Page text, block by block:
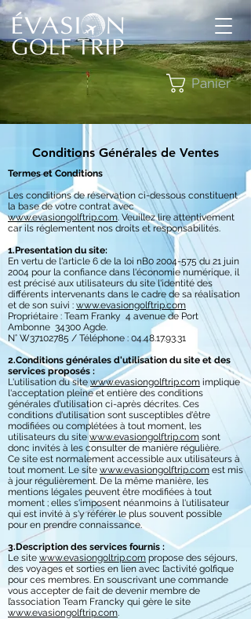
Panier
Conditions Générales de Ventes
Termes et Conditions
Les conditions de réservation ci-dessous constituent
la base de votre contrat avec
www.evasiongolftrip.com. Veuillez lire attentivement
car ils réglementent nos droits et responsabilités.
1.Presentation du site:
En vertu de l'article 6 de la loi nB0 2004-575 du 21 juin
2004 pour la confiance dans l'économie numérique, il
est précisé aux utilisateurs du site l'identité des
différents intervenants dans le cadre de sa réalisation
et de son suivi : www.evasiongolftrip.com
Propriétaire : Team Franky 4 avenue de Port
Ambonne 34300 Agde.
N° W37102785 / Téléphone : 04.48.17.93.31
2.Conditions générales d'utilisation du site et des
services proposés :
L'utilisation du site www.evasiongolftrip.com implique
l'acceptation pleine et entière des conditions
générales d'utilisation ci-après décrites. Ces
conditions d'utilisation sont susceptibles d'être
modifiées ou complétées à tout moment, les
utilisateurs du site www.evasiongolftrip.com sont
donc invités à les consulter de manière régulière.
Ce site est normalement accessible aux utilisateurs à
tout moment. Le site www.evasiongolftrip.com est mis
à jour régulièrement. De la même manière, les
mentions légales peuvent être modifiées à tout
moment ; elles s'imposent néanmoins à l'utilisateur
qui est invité à s'y référer le plus souvent possible
pour en prendre connaissance.
3.Description des services fournis :
Le site www.evasiongoltrip.com propose des séjours,
des voyages et sorties en lien avec l’activité golfique
pour ces membres. En souscrivant une commande
vous accepter de fait de devenir membre de
l’association Team Francky qui gère le site
www.evasiongolftrip.com.